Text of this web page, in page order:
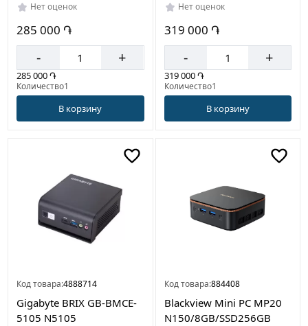
Нет оценок
285 000 ֏
- +
285 000 ֏
Количество1
В корзину
Нет оценок
319 000 ֏
- +
319 000 ֏
Количество1
В корзину
Код товара:4888714
Gigabyte BRIX GB-BMCE-
5105 N5105
Код товара:884408
Blackview Mini PC MP20
N150/8GB/SSD256GB